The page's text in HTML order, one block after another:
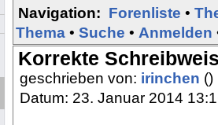
Navigation: Forenliste •
Thema • Suche • Anmelden
Korrekte
geschrieben von: irinchen ()
Datum: 23. Januar 2014